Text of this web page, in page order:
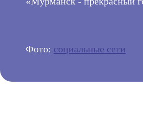
Фото: социальные сети